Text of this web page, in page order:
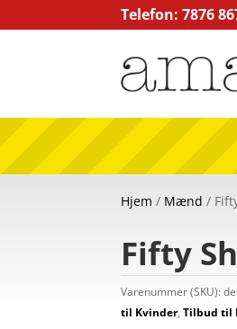
Telefon: 7876
Hjem / Mænd /
Fifty
Varenummer (SKU):
til Kvinder,Tilbud til